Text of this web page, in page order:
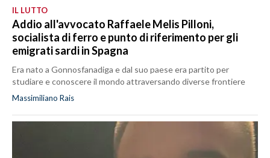
IL LUTTO
Addio all'avvocato Raffaele Melis Pilloni,
socialista di ferro e punto di riferimento per gli
emigrati sardi in Spagna
Era nato a Gonnosfanadiga e dal suo paese era partito per
studiare e conoscere il mondo attraversando diverse frontiere
Massimiliano Rais